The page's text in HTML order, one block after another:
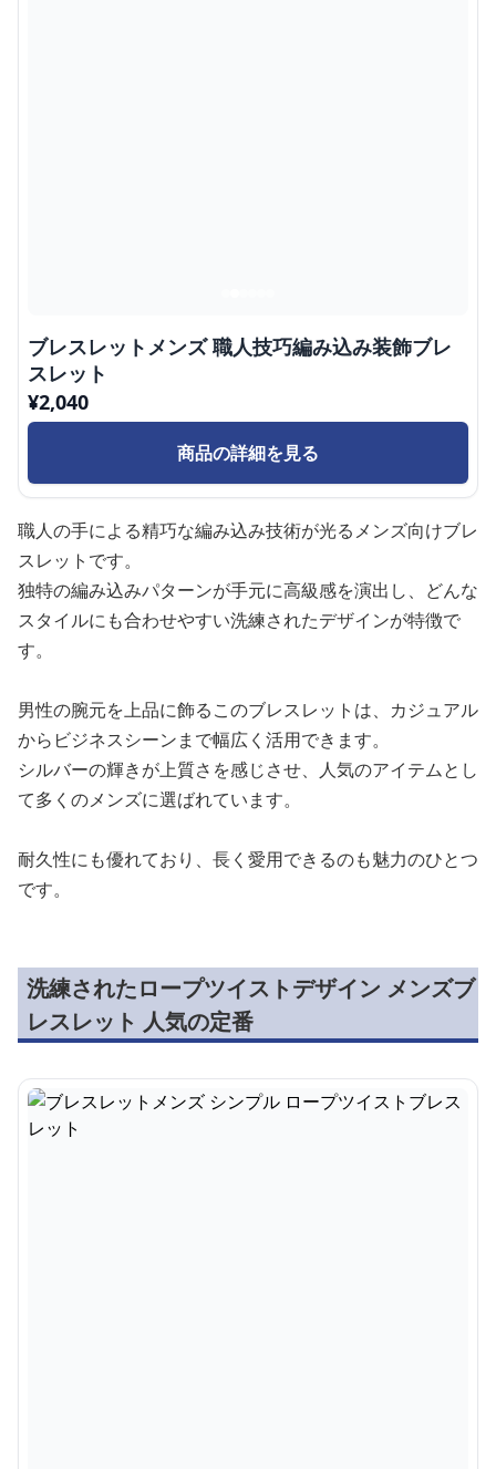
ブレスレットメンズ 職人技巧編み込み装飾ブレ
スレット
¥2,040
商品の詳細を見る
職人の手による精巧な編み込み技術が光るメンズ向けブレ
スレットです。
独特の編み込みパターンが手元に高級感を演出し、どんな
スタイルにも合わせやすい洗練されたデザインが特徴で
す。
男性の腕元を上品に飾るこのブレスレットは、カジュアル
からビジネスシーンまで幅広く活用できます。
シルバーの輝きが上質さを感じさせ、人気のアイテムとし
て多くのメンズに選ばれています。
耐久性にも優れており、長く愛用できるのも魅力のひとつ
です。
洗練されたロープツイストデザイン メンズブ
レスレット 人気の定番